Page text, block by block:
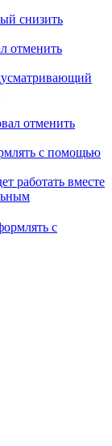
отменить
с помощью
работать вместе